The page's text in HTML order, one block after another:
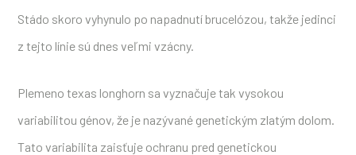
Stádo skoro vyhynulo po napadnutí brucelózou, takže jedinci
z tejto línie sú dnes veľmi vzácny.
Plemeno texas longhorn sa vyznačuje tak vysokou
variabilitou génov, že je nazývané genetickým zlatým dolom.
Tato variabilita zaisťuje ochranu pred genetickou